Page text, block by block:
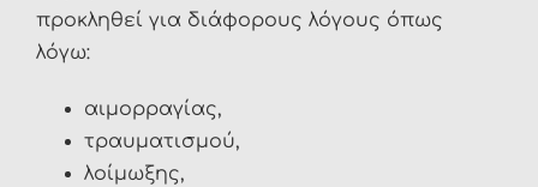
προκληθεί για διάφορους λόγους όπως
λόγω:
αιμορραγίας,
τραυματισμού,
λοίμωξης,